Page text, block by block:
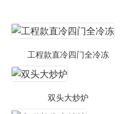
工程款直冷四门全冷冻
双头大炒炉